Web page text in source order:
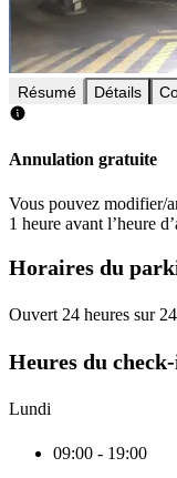
Résumé Détails
Annulation gratuite
Vous pouvez modifier/
1 heure avant l’heure
Horaires du
Ouvert 24 heures sur 24
Heures du
Lundi
09:00 - 19:00